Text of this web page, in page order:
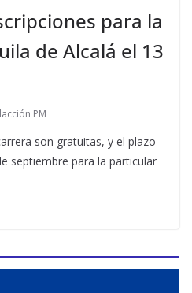
para la
de Alcalá el 13
PM
son gratuitas, y el plazo
septiembre para la particular